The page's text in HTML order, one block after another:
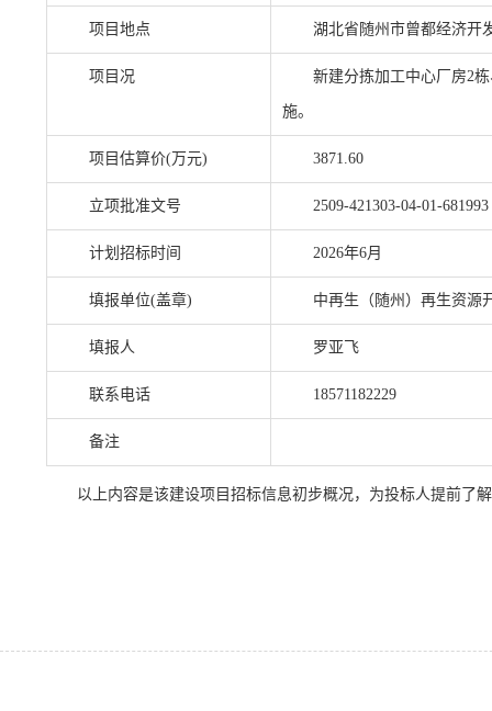
项目地点 湖北省随州市曾都经济开
项目况 新建分拣加工中心厂房2
施。
项目估算价(万元) 3871.60
立项批准文号 2509-421303-04-01-681993
计划招标时间 2026年6月
填报单位(盖章) 中再生（随州）再生资源
填报人 罗亚飞
联系电话 18571182229
备注
以上内容是该建设项目招标信息初步概况，为投标人提前了